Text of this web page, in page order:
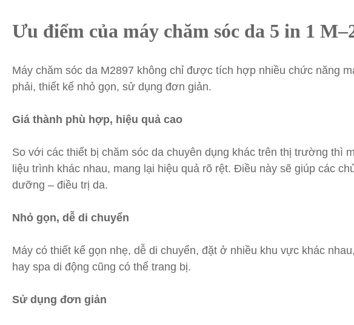
Ưu điểm của máy chăm sóc da 5 in 1 M–
Máy chăm sóc da M2897 không chỉ được tích hợp nhiều chức năng
phải, thiết kế nhỏ gọn, sử dụng đơn giản.
Giá thành phù hợp, hiệu quả cao
So với các thiết bị chăm sóc da chuyên dụng khác trên thị trường
liệu trình khác nhau, mang lại hiệu quả rõ rệt. Điều này sẽ giúp các
dưỡng – điều trị da.
Nhỏ gọn, dễ di chuyển
Máy có thiết kế gọn nhẹ, dễ di chuyển, đặt ở nhiều khu vực khác
hay spa di động cũng có thể trang bị.
Sử dụng đơn giản